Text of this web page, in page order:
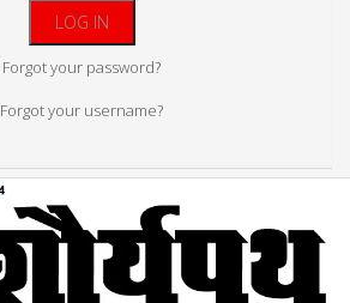
Forgot your password?
Forgot your username?